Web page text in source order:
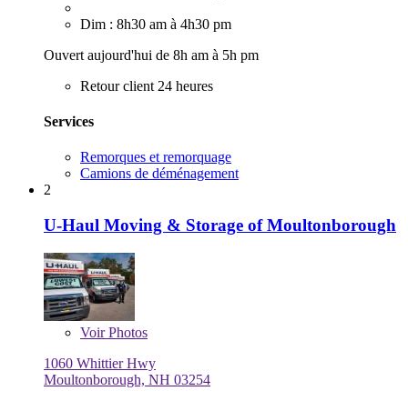
Dim : 8h30 am à 4h30 pm
Ouvert aujourd'hui de 8h am à 5h pm
Retour client 24 heures
Services
Remorques et remorquage
Camions de déménagement
2
U-Haul Moving & Storage of Moultonborough
VoirPhotos
1060 Whittier Hwy
Moultonborough, NH 03254